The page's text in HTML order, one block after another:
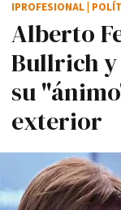
Alberto
Bullrich y
su
exterior
IPROFESIONAL